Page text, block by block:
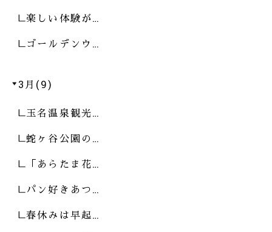
楽しい体験が…
ゴールデンウ…
3月(9)
玉名温泉観光…
蛇ヶ谷公園の…
「あらたま花…
パン好きあつ…
春休みは早起…